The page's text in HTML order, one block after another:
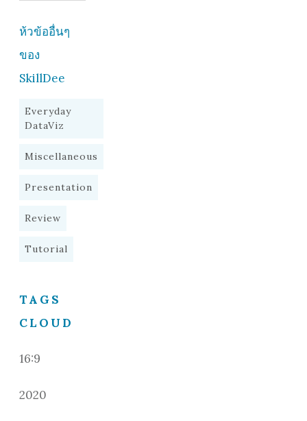
ห้วข้ออื่นๆ
ของ
SkillDee
Everyday
DataViz
Miscellaneous
Presentation
Review
Tutorial
TAGS
CLOUD
16:9
2020